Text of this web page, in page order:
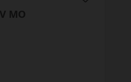
MO